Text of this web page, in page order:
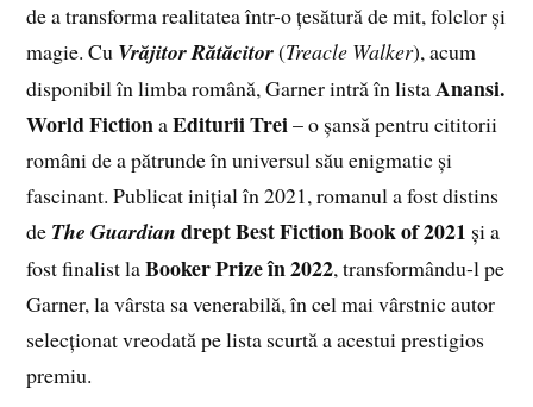
de a transforma realitatea într-o țesătură de mit, folclor și
magie. Cu Vrăjitor Rătăcitor(Treacle Walker), acum
disponibil în limba română, Garner intră în listaAnansi.
World FictionaEditurii Trei– o șansă pentru cititorii
români de a pătrunde în universul său enigmatic și
fascinant. Publicat inițial în 2021, romanul a fost distins
de The Guardian drept Best Fiction Book of 2021 și a
fost finalist laBooker Prize în 2022, transformându-l pe
Garner, la vârsta sa venerabilă, în cel mai vârstnic autor
selecționat vreodată pe lista scurtă a acestui prestigios
premiu.